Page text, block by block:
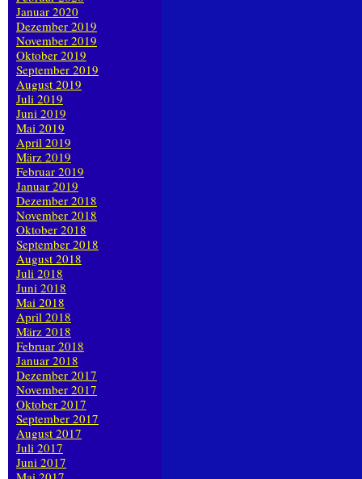
Januar 2020
Dezember 2019
November 2019
Oktober 2019
September 2019
August 2019
Juli 2019
Juni 2019
Mai 2019
April 2019
März 2019
Februar 2019
Januar 2019
Dezember 2018
November 2018
Oktober 2018
September 2018
August 2018
Juli 2018
Juni 2018
Mai 2018
April 2018
März 2018
Februar 2018
Januar 2018
Dezember 2017
November 2017
Oktober 2017
September 2017
August 2017
Juli 2017
Juni 2017